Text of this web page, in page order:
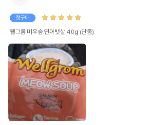
첫구매
웰그롬 미우숲 연어뱃살 40g (단종)